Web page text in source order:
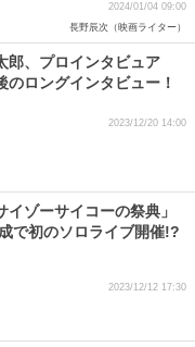
2024/01/04 09:00
長野辰次（映画ライター）
郎、プロインタビュア
のロングインタビュー！
2023/12/20 14:00
ゾーサイコーの祭典」
で初のソロライブ開催!?
2023/12/12 17:30